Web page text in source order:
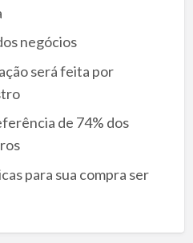
negócios
será feita por
de 74% dos
para sua compra ser